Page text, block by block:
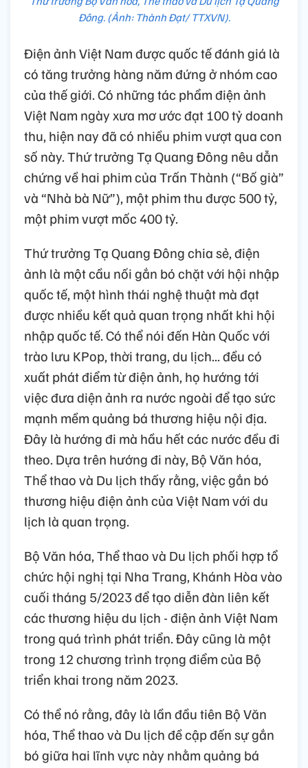
Đông. (Ảnh: Thành Đạt/ TTXVN).
Điện ảnh Việt Nam được quốc tế đánh giá là
có tăng trưởng hàng năm đứng ở nhóm cao
của thế giới. Có những tác phẩm điện ảnh
Việt Nam ngày xưa mơ ước đạt 100 tỷ doanh
thu, hiện nay đã có nhiều phim vượt qua con
số này. Thứ trưởng Tạ Quang Đông nêu dẫn
chứng về hai phim của Trấn Thành (“Bố già”
và “Nhà bà Nữ”), một phim thu được 500 tỷ,
một phim vượt mốc 400 tỷ.
Thứ trưởng Tạ Quang Đông chia sẻ, điện
ảnh là một cầu nối gắn bó chặt với hội nhập
quốc tế, một hình thái nghệ thuật mà đạt
được nhiều kết quả quan trọng nhất khi hội
nhập quốc tế. Có thể nói đến Hàn Quốc với
trào lưu KPop, thời trang, du lịch... đều có
xuất phát điểm từ điện ảnh, họ hướng tới
việc đưa diện ảnh ra nước ngoài để tạo sức
mạnh mềm quảng bá thương hiệu nội địa.
Đây là hướng đi mà hầu hết các nước đều đi
theo. Dựa trên hướng đi này, Bộ Văn hóa,
Thể thao và Du lịch thấy rằng, việc gắn bó
thương hiệu điện ảnh của Việt Nam với du
lịch là quan trọng.
Bộ Văn hóa, Thể thao và Du lịch phối hợp tổ
chức hội nghị tại Nha Trang, Khánh Hòa vào
cuối tháng 5/2023 để tạo diễn đàn liên kết
các thương hiệu du lịch - điện ảnh Việt Nam
trong quá trình phát triển. Đây cũng là một
trong 12 chương trình trọng điểm của Bộ
triển khai trong năm 2023.
Có thể nó rằng, đây là lần đầu tiên Bộ Văn
hóa, Thể thao và Du lịch đề cập đến sự gắn
bó giữa hai lĩnh vực này nhằm quảng bá